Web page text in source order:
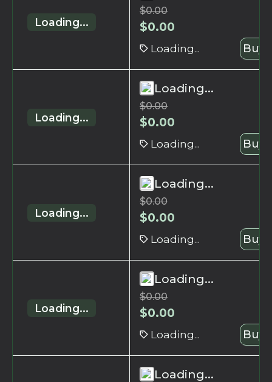
Loading...
$0.00
$0.00
Loading... Buy
Loading...
Loading...
$0.00
$0.00
Loading... Buy
Loading...
Loading...
$0.00
$0.00
Loading... Buy
Loading...
Loading...
$0.00
$0.00
Loading... Buy
Loading...